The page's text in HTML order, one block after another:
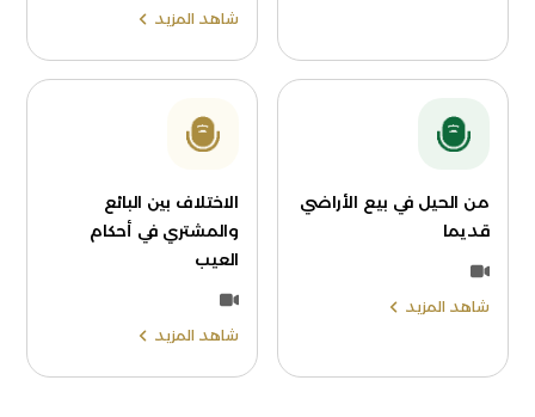
شاهد المزيد
من الحيل في بيع الأراضي
قديما
شاهد المزيد
الاختلاف بين البائع
والمشتري في أحكام
العيب
شاهد المزيد